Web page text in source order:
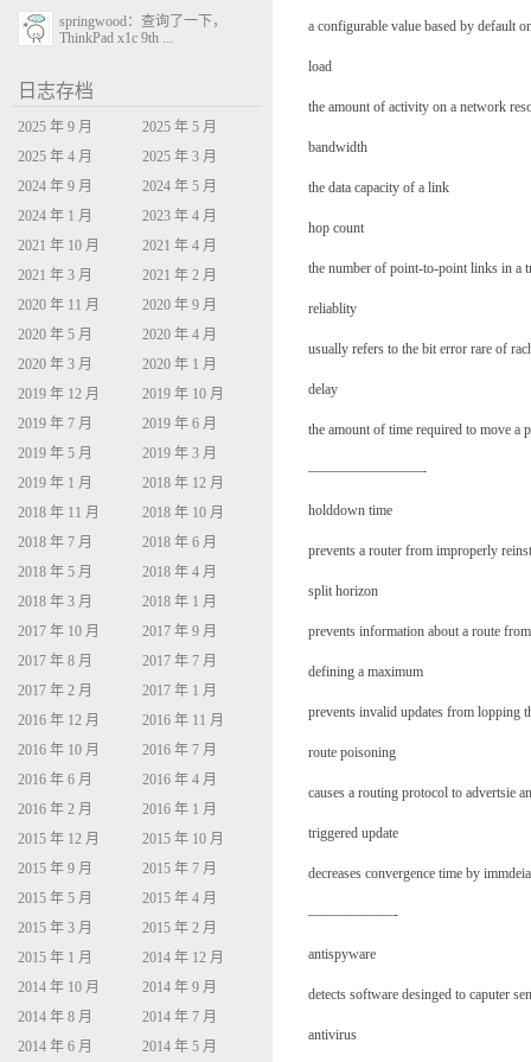
a configurable value based by default
load
the amount of activity on a network
bandwidth
the data capacity of a link
hop count
the number of point-to-point links in a
reliablity
usually refers to the bit error rare of
delay
the amount of time required to move a
————————-
holddown time
prevents a router from improperly
split horizon
prevents information about a route
defining a maximum
prevents invalid updates from lopping
route poisoning
causes a routing protocol to advertsie
triggered update
decreases convergence time by
——————-
antispyware
detects software desinged to caputer
antivirus
springwood：查询了一下，
ThinkPad x1c 9th ...
日志存档
2025 年 9 月
2025 年 5 月
2025 年 4 月
2025 年 3 月
2024 年 9 月
2024 年 5 月
2024 年 1 月
2023 年 4 月
2021 年 10 月
2021 年 4 月
2021 年 3 月
2021 年 2 月
2020 年 11 月
2020 年 9 月
2020 年 5 月
2020 年 4 月
2020 年 3 月
2020 年 1 月
2019 年 12 月
2019 年 10 月
2019 年 7 月
2019 年 6 月
2019 年 5 月
2019 年 3 月
2019 年 1 月
2018 年 12 月
2018 年 11 月
2018 年 10 月
2018 年 7 月
2018 年 6 月
2018 年 5 月
2018 年 4 月
2018 年 3 月
2018 年 1 月
2017 年 10 月
2017 年 9 月
2017 年 8 月
2017 年 7 月
2017 年 2 月
2017 年 1 月
2016 年 12 月
2016 年 11 月
2016 年 10 月
2016 年 7 月
2016 年 6 月
2016 年 4 月
2016 年 2 月
2016 年 1 月
2015 年 12 月
2015 年 10 月
2015 年 9 月
2015 年 7 月
2015 年 5 月
2015 年 4 月
2015 年 3 月
2015 年 2 月
2015 年 1 月
2014 年 12 月
2014 年 10 月
2014 年 9 月
2014 年 8 月
2014 年 7 月
2014 年 6 月
2014 年 5 月